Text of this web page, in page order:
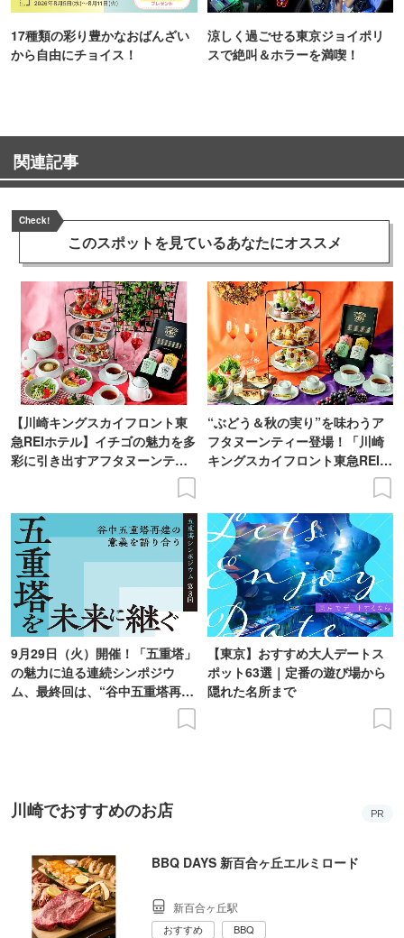
17種類の彩り豊かなおばんざい
から自由にチョイス！
涼しく過ごせる東京ジョイポリ
スで絶叫＆ホラーを満喫！
関連記事
Check!
このスポットを見ているあなたにオススメ
【川崎キングスカイフロント東
急REIホテル】イチゴの魅力を多
彩に引き出すアフタヌーンティ
“ぶどう＆秋の実り”を味わうア
フタヌーンティー登場！「川崎
キングスカイフロント東急REIホ
9月29日（火）開催！「五重塔」
の魅力に迫る連続シンポジウ
ム、最終回は、“谷中五重塔再建
【東京】おすすめ大人デートス
ポット63選｜定番の遊び場から
隠れた名所まで
川崎でおすすめのお店 PR
BBQ DAYS 新百合ヶ丘エルミロード
新百合ヶ丘駅
おすすめ BBQ